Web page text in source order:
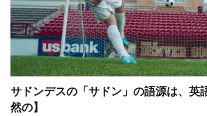
サドンデスの「サドン」の語源は、英
然の】